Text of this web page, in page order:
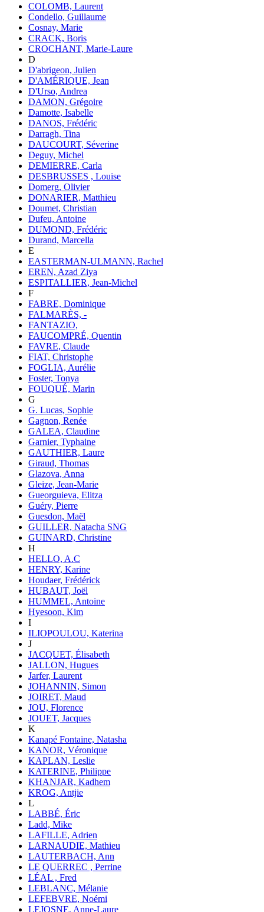
COLOMB, Laurent
Condello, Guillaume
Cosnay, Marie
CRACK, Boris
CROCHANT, Marie-Laure
D
D'abrigeon, Julien
D'AMÉRIQUE, Jean
D'Urso, Andrea
DAMON, Grégoire
Damotte, Isabelle
DANOS, Frédéric
Darragh, Tina
DAUCOURT, Séverine
Deguy, Michel
DEMIERRE, Carla
DESBRUSSES , Louise
Domerg, Olivier
DONARIER, Matthieu
Doumet, Christian
Dufeu, Antoine
DUMOND, Frédéric
Durand, Marcella
E
EASTERMAN-ULMANN, Rachel
EREN, Azad Ziya
ESPITALLIER, Jean-Michel
F
FABRE, Dominique
FALMARÈS, -
FANTAZIO,
FAUCOMPRÉ, Quentin
FAVRE, Claude
FIAT, Christophe
FOGLIA, Aurélie
Foster, Tonya
FOUQUÉ, Marin
G
G. Lucas, Sophie
Gagnon, Renée
GALEA, Claudine
Garnier, Typhaine
GAUTHIER, Laure
Giraud, Thomas
Glazova, Anna
Gleize, Jean-Marie
Gueorguieva, Elitza
Guéry, Pierre
Guesdon, Maël
GUILLER, Natacha SNG
GUINARD, Christine
H
HELLO, A.C
HENRY, Karine
Houdaer, Frédérick
HUBAUT, Joël
HUMMEL, Antoine
Hyesoon, Kim
I
ILIOPOULOU, Katerina
J
JACQUET, Élisabeth
JALLON, Hugues
Jarfer, Laurent
JOHANNIN, Simon
JOIRET, Maud
JOU, Florence
JOUET, Jacques
K
Kanapé Fontaine, Natasha
KANOR, Véronique
KAPLAN, Leslie
KATERINE, Philippe
KHANJAR, Kadhem
KROG, Antjie
L
LABBÉ, Éric
Ladd, Mike
LAFILLE, Adrien
LARNAUDIE, Mathieu
LAUTERBACH, Ann
LE QUERREC , Perrine
LÉAL , Fred
LEBLANC, Mélanie
LEFEBVRE, Noémi
LEJOSNE, Anne-Laure